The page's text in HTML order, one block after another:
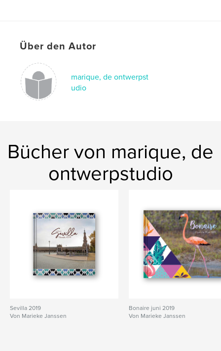
Über den Autor
marique, de ontwerpst
udio
Bücher von marique, de
ontwerpstudio
Sevilla 2019
Von Marieke Janssen
Bonaire juni 2019
Von Marieke Janssen